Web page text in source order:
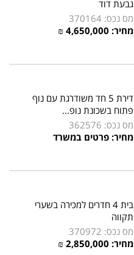
גבעת דוד
מס נכס: 370164
מחיר: 4,650,000
₪
דירת 5 חד משודרגת עם נוף
פתוח בשכונת נופ...
מס נכס: 362576
מחיר: פרטים במשרד
בית 4 חדרים למכירה בשערי
תקווה
מס נכס: 370972
מחיר: 2,850,000
₪